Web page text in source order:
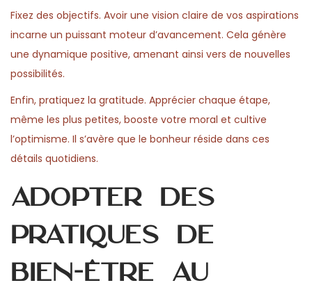
Fixez des objectifs. Avoir une vision claire de vos aspirations
incarne un puissant moteur d’avancement. Cela génère
une dynamique positive, amenant ainsi vers de nouvelles
possibilités.
Enfin, pratiquez la gratitude. Apprécier chaque étape,
même les plus petites, booste votre moral et cultive
l’optimisme. Il s’avère que le bonheur réside dans ces
détails quotidiens.
Adopter des
pratiques de
bien-être au